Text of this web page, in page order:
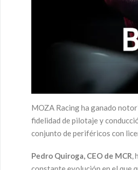
MOZA Racing ha ganado
fidelidad de pilotaje y
conjunto de periféricos con
Pedro Quiroga, CEO de MCR,